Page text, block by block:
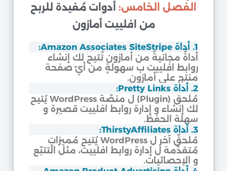
الفصل الخامس: أدوات مُفيدة للربح
من افلييت أمازون
1. أداة Amazon Associates SiteStripe:
أداةٌ مجانيةٌ من أمازون تُتيح لك إنشاء
روابط افلييت ب سهولةٍ من أيّ صفحة
منتج على أمازون.
2. أداة Pretty Links:
مُلحق (Plugin) ل منصّة WordPress يُتيح
لك إنشاء و إدارة روابط افلييت قصيرة و
سهلة الحفظ.
3. أداة ThirstyAffiliates:
مُلحقٌ آخر ل WordPress يُتيح مُميزاتٍ
مُتقدّمة ل إدارة روابط افلييت، مثل التتبّع
و الإحصائيات.